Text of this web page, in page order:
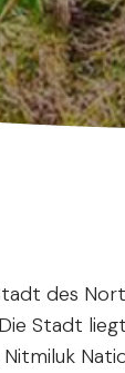
des
Stadt